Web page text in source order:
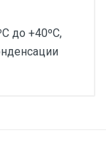
до +40ºС,